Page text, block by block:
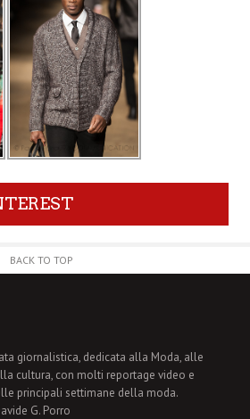
BACK TO TOP
giornalistica, dedicata alla Moda, alle
cultura, con molti reportage video e
principali settimane della moda.
G. Porro